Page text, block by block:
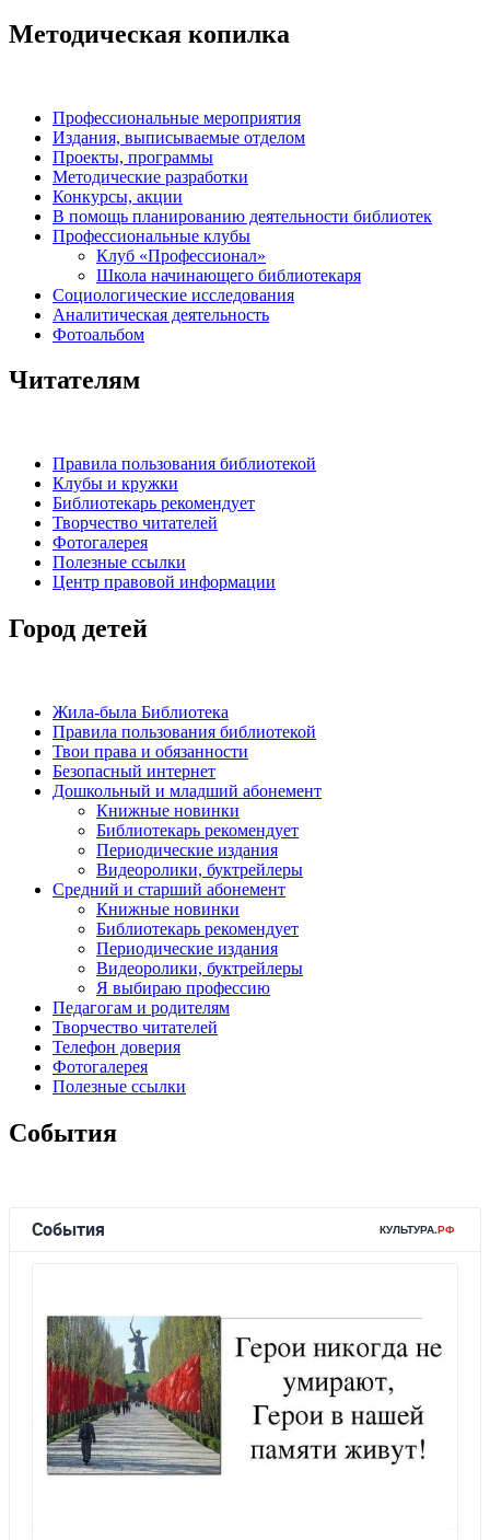
Методическая копилка
Профессиональные мероприятия
Издания, выписываемые отделом
Проекты, программы
Методические разработки
Конкурсы, акции
В помощь планированию деятельности библиотек
Профессиональные клубы
Клуб «Профессионал»
Школа начинающего библиотекаря
Социологические исследования
Аналитическая деятельность
Фотоальбом
Читателям
Правила пользования библиотекой
Клубы и кружки
Библиотекарь рекомендует
Творчество читателей
Фотогалерея
Полезные ссылки
Центр правовой информации
Город детей
Жила-была Библиотека
Правила пользования библиотекой
Твои права и обязанности
Безопасный интернет
Дошкольный и младший абонемент
Книжные новинки
Библиотекарь рекомендует
Периодические издания
Видеоролики, буктрейлеры
Средний и старший абонемент
Книжные новинки
Библиотекарь рекомендует
Периодические издания
Видеоролики, буктрейлеры
Я выбираю профессию
Педагогам и родителям
Творчество читателей
Телефон доверия
Фотогалерея
Полезные ссылки
События